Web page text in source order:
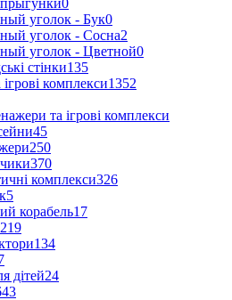
0
уголок - Бук0
уголок - Сосна2
уголок - Цветной0
стінки135
комплекси1352
та ігрові комплекси
45
250
370
комплекси326
5
корабель17
219
134
дітей24